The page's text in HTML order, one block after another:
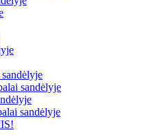
sandėlyje
sandėlyje